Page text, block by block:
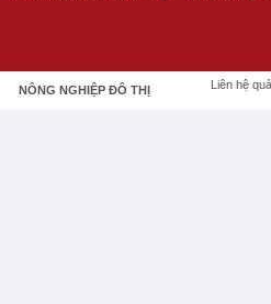
NÔNG NGHIỆP ĐÔ THỊ Liên hệ